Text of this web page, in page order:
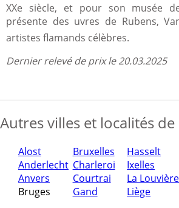
XXe siècle, et pour son musée
présente des uvres de Rubens,
artistes flamands célèbres.
Dernier relevé de prix le 20.03.2025
Autres villes et localités
Alost
Anderlecht
Anvers
Bruges
Bruxelles
Charleroi
Courtrai
Gand
Hasselt
Ixelles
La Louvière
Liège